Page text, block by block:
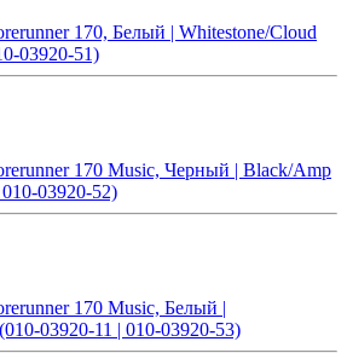
170, Белый | Whitestone/Cloud
03920-51)
170 Music, Черный | Black/Amp
03920-52)
170 Music, Белый |
03920-11 | 010-03920-53)